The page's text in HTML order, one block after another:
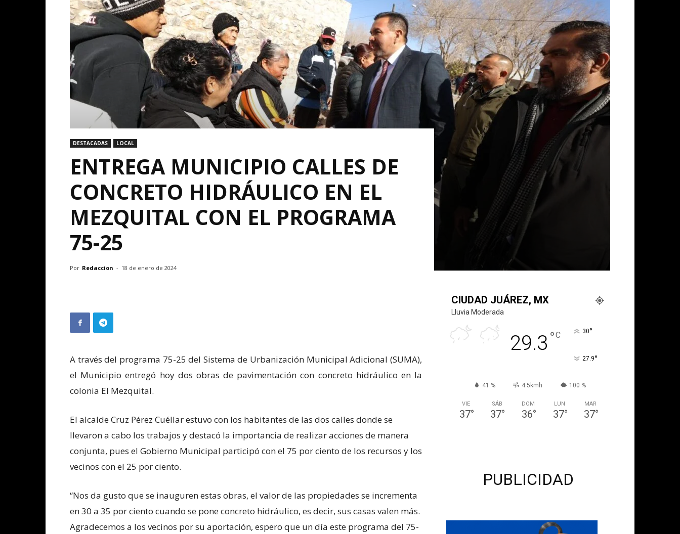
DESTACADAS LOCAL
ENTREGA MUNICIPIO CALLES DE
CONCRETO HIDRÁULICO EN EL
MEZQUITAL CON EL PROGRAMA
75-25
Por Redaccion - 18 de enero de 2024
A través del programa 75-25 del Sistema de Urbanización Municipal Adicional (SUMA),
el Municipio entregó hoy dos obras de pavimentación con concreto hidráulico en la
colonia El Mezquital.
El alcalde Cruz Pérez Cuéllar estuvo con los habitantes de las dos calles donde se
llevaron a cabo los trabajos y destacó la importancia de realizar acciones de manera
conjunta, pues el Gobierno Municipal participó con el 75 por ciento de los recursos y los
vecinos con el 25 por ciento.
“Nos da gusto que se inauguren estas obras, el valor de las propiedades se incrementa
en 30 a 35 por ciento cuando se pone concreto hidráulico, es decir, sus casas valen más.
Agradecemos a los vecinos por su aportación, espero que un día este programa del 75-
CIUDAD JUÁREZ, MX
Lluvia Moderada
29.3 °C 30°
27.9°
41 % 4.5kmh 100 %
VIE
37°
SÁB
37°
DOM
36°
LUN
37°
MAR
37°
PUBLICIDAD